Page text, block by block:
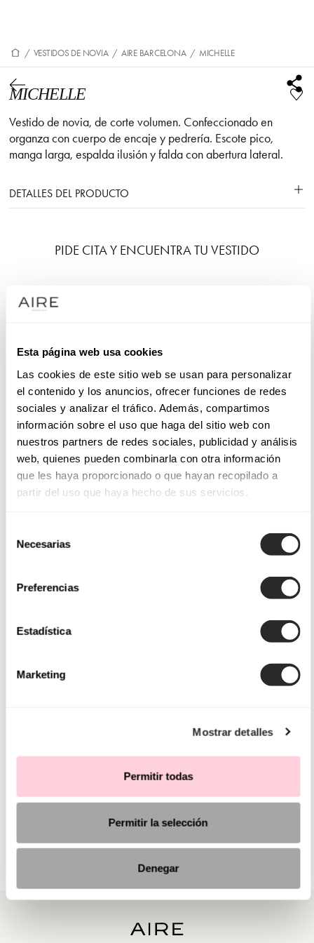
Esta página web usa cookies
Las cookies de este sitio web se usan para personalizar
el contenido y los anuncios, ofrecer funciones de redes
sociales y analizar el tráfico. Además, compartimos
información sobre el uso que haga del sitio web con
nuestros partners de redes sociales, publicidad y análisis
web, quienes pueden combinarla con otra información
que les haya proporcionado o que hayan recopilado a
partir del uso que haya hecho de sus servicios.
Necesarias
Preferencias
Estadística
Marketing
Mostrar detalles
Permitir todas
Permitir la selección
Denegar
/ VESTIDOS DE NOVIA / AIRE BARCELONA / MICHELLE
MICHELLE
Vestido de novia, de corte volumen. Confeccionado en
organza con cuerpo de encaje y pedrería. Escote pico,
manga larga, espalda ilusión y falda con abertura lateral.
DETALLES DEL PRODUCTO
PIDE CITA Y ENCUENTRA TU VESTIDO